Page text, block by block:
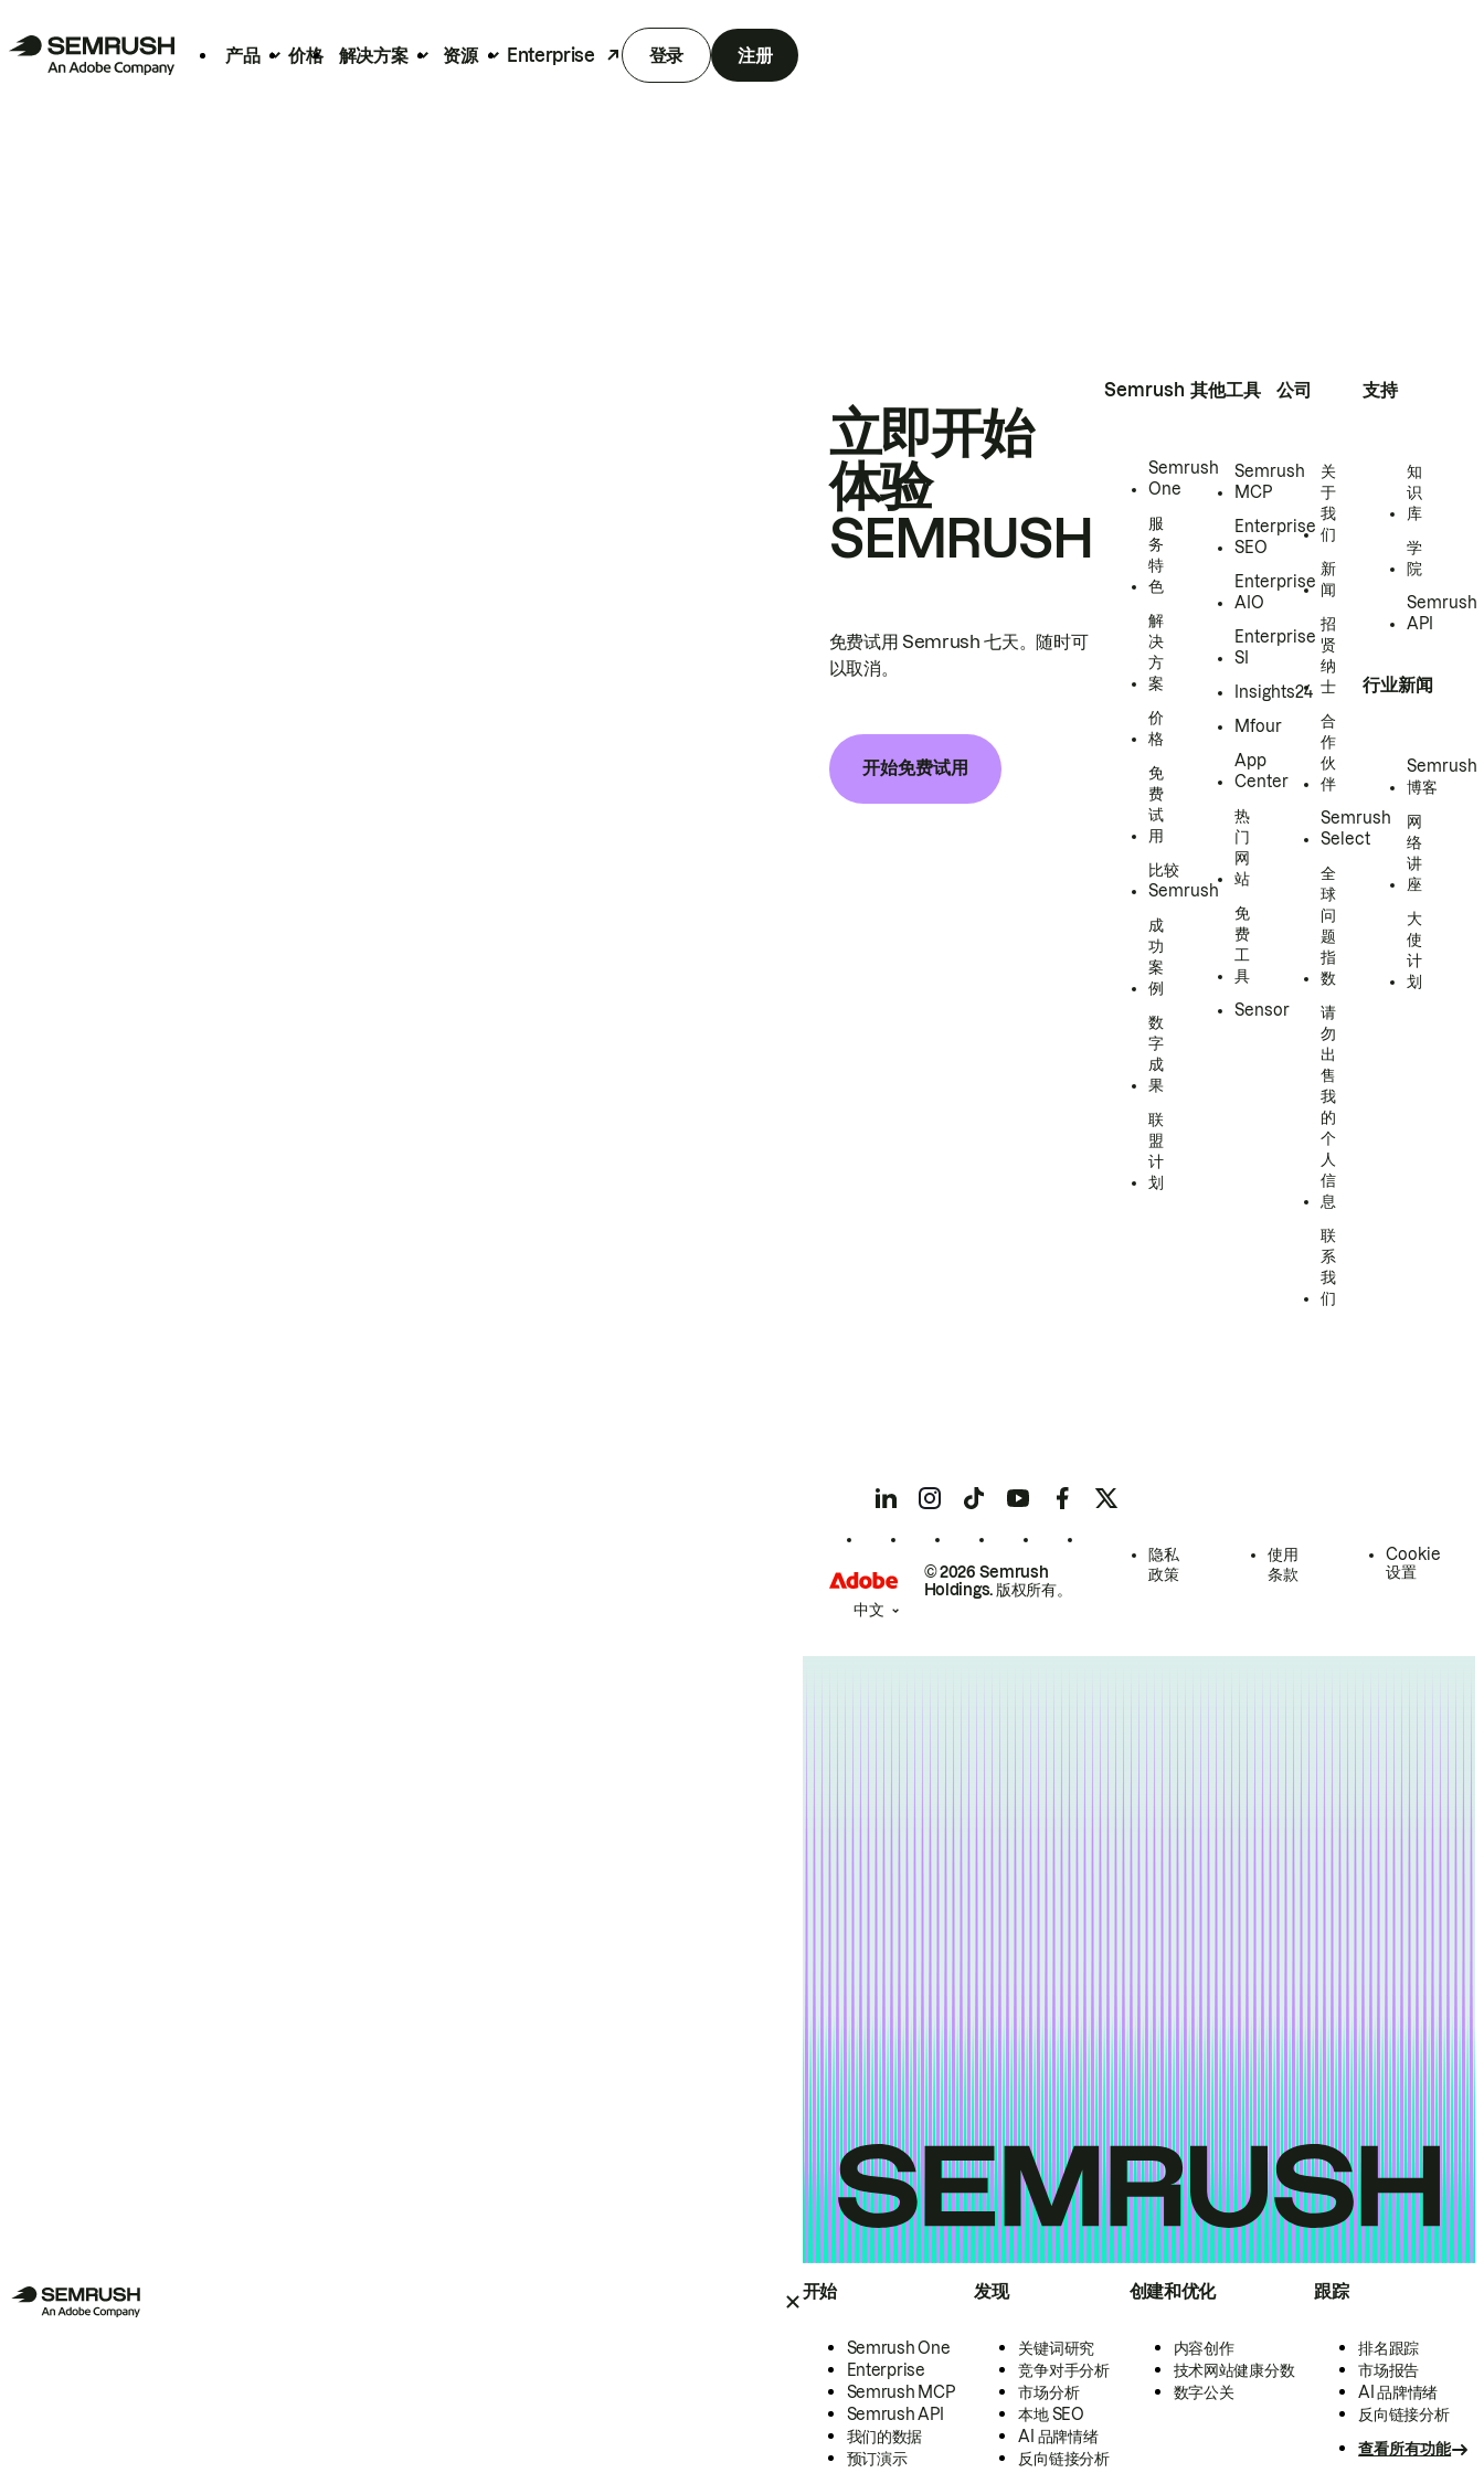
产品 价格 解决方案 资源 Enterprise 登录 注册
开始
Semrush One
Enterprise
Semrush MCP
Semrush API
我们的数据
预订演示
发现
关键词研究
竞争对手分析
市场分析
本地 SEO
AI 品牌情绪
反向链接分析
创建和优化
内容创作
技术网站健康分数
数字公关
跟踪
排名跟踪
市场报告
AI 品牌情绪
反向链接分析
查看所有功能
立即开始
体验
SEMRUSH
免费试用 Semrush 七天。随时可
以取消。
开始免费试用
Semrush
Semrush
One
服
务
特
色
解
决
方
案
价
格
免
费
试
用
比较
Semrush
成
功
案
例
数
字
成
果
联
盟
计
划
其他工具
Semrush
MCP
Enterprise
SEO
Enterprise
AIO
Enterprise
SI
Insights24
Mfour
App
Center
热
门
网
站
免
费
工
具
Sensor
公司
关
于
我
们
新
闻
招
贤
纳
士
合
作
伙
伴
Semrush
Select
全
球
问
题
指
数
请
勿
出
售
我
的
个
人
信
息
联
系
我
们
支持
知
识
库
学
院
Semrush
API
行业新闻
Semrush
博客
网
络
讲
座
大
使
计
划
© 2026 Semrush
Holdings. 版权所有。
隐私
政策
使用
条款
Cookie
设置
中文